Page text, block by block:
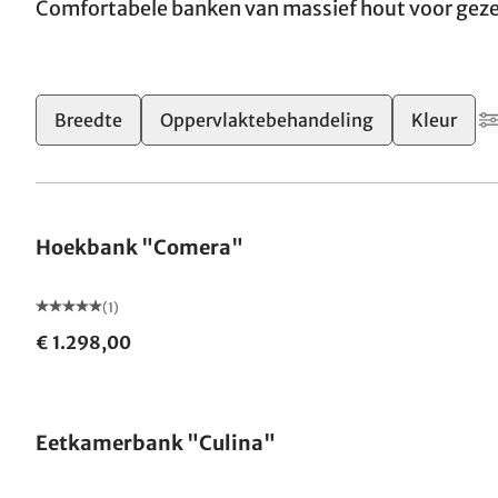
Comfortabele banken van massief hout voor
Breedte Oppervlaktebehandeling Kleur
Hoekbank "Comera"
(1)
€ 1.298,00
Eetkamerbank "Culina"